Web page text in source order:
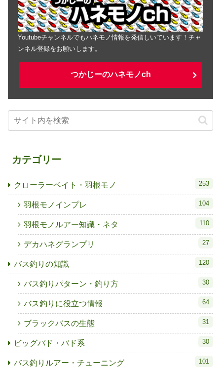
Youtubeチャンネルでもハネモノ情報を発信しいています！チャ
ンネル登録をお願いします。
つかじーのハネモノch
カテゴリー
クローラーベイト・羽根モノ 253
羽根モノインプレ 104
羽根モノルアー知識・ネタ 110
デカハネグランプリ 27
バス釣りの知識 120
バス釣りパターン・釣り方 30
バス釣りに役立つ情報 64
ブラックバスの生態 31
ビッグバド・バド系 30
バス釣りルアー・チューニング 101